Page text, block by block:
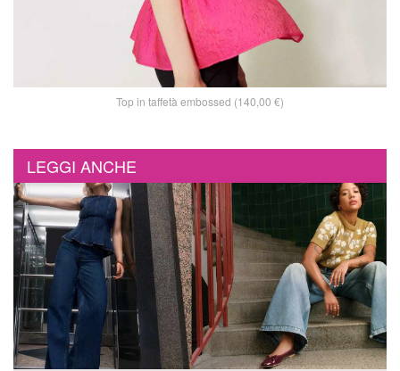
Top in taffetà embossed (140,00 €)
LEGGI ANCHE